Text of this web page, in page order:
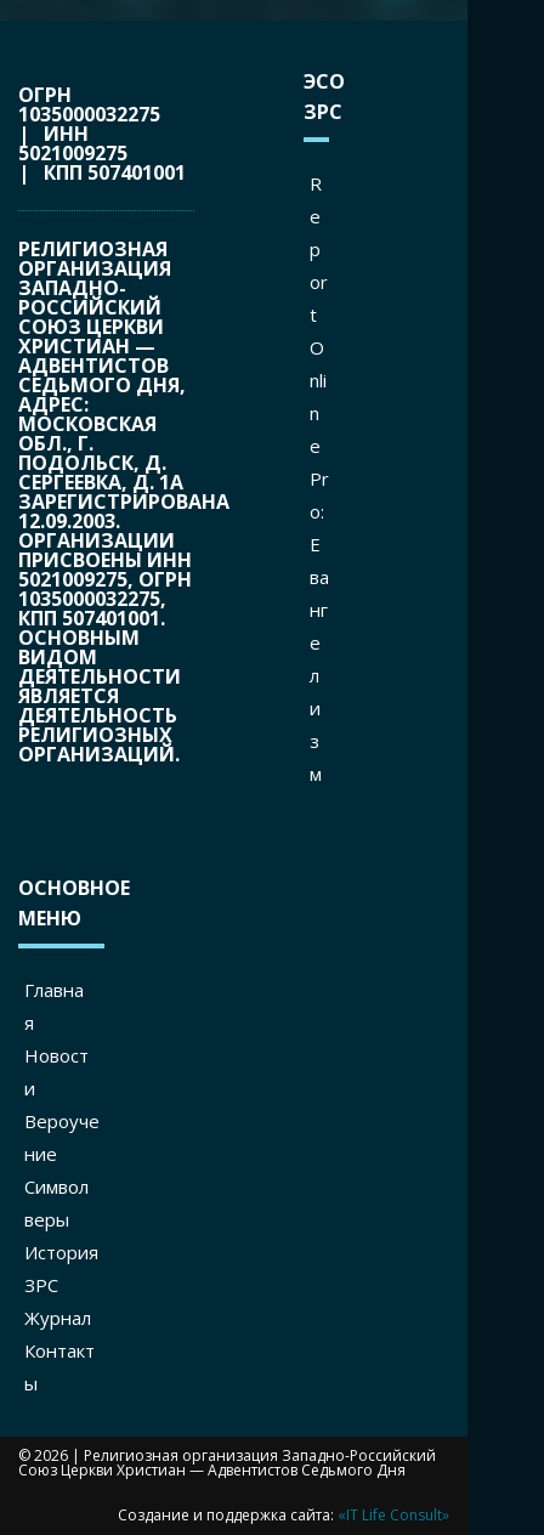
ОГРН
1035000032275
| ИНН
5021009275
| КПП 507401001
РЕЛИГИОЗНАЯ
ОРГАНИЗАЦИЯ
ЗАПАДНО-
РОССИЙСКИЙ
СОЮЗ ЦЕРКВИ
ХРИСТИАН —
АДВЕНТИСТОВ
СЕДЬМОГО ДНЯ,
АДРЕС:
МОСКОВСКАЯ
ОБЛ., Г.
ПОДОЛЬСК, Д.
СЕРГЕЕВКА, Д. 1А
ЗАРЕГИСТРИРОВАНА
12.09.2003.
ОРГАНИЗАЦИИ
ПРИСВОЕНЫ ИНН
5021009275, ОГРН
1035000032275,
КПП 507401001.
ОСНОВНЫМ
ВИДОМ
ДЕЯТЕЛЬНОСТИ
ЯВЛЯЕТСЯ
ДЕЯТЕЛЬНОСТЬ
РЕЛИГИОЗНЫХ
ОРГАНИЗАЦИЙ.
ЭСО
ЗРС
R
e
p
or
t
O
nli
n
e
Pr
o:
Е
ва
нг
е
л
и
з
м
ОСНОВНОЕ
МЕНЮ
Главна
я
Новост
и
Вероуче
ние
Символ
веры
История
ЗРС
Журнал
Контакт
ы
© 2026 | Религиозная организация Западно-Российский
Союз Церкви Христиан — Адвентистов Седьмого Дня
Создание и поддержка сайта: «IT Life Consult»